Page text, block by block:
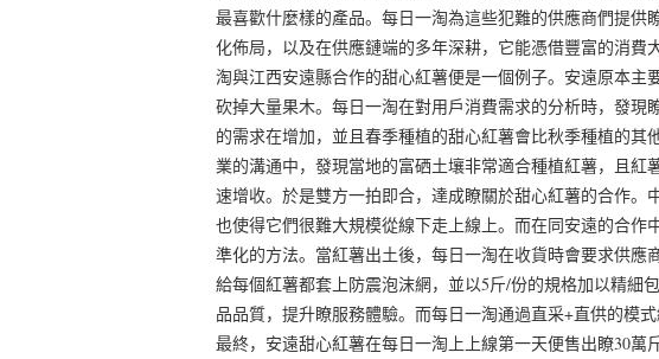
最喜歡什麼樣的產品。每日一淘為這些犯難的供應商們提供
化佈局，以及在供應鏈端的多年深耕，它能憑借豐富的消費
淘與江西安遠縣合作的甜心紅薯便是一個例子。安遠原本主
砍掉大量果木。每日一淘在對用戶消費需求的分析時，發現
的需求在增加，並且春季種植的甜心紅薯會比秋季種植的其
業的溝通中，發現當地的富硒土壤非常適合種植紅薯，且紅
速增收。於是雙方一拍即合，達成瞭關於甜心紅薯的合作。
也使得它們很難大規模從線下走上線上。而在同安遠的合作
準化的方法。當紅薯出土後，每日一淘在收貨時會要求供應
給每個紅薯都套上防震泡沫網，並以5斤/份的規格加以精細
品品質，提升瞭服務體驗。而每日一淘通過直采+直供的模
最終，安遠甜心紅薯在每日一淘上上線第一天便售出瞭30萬